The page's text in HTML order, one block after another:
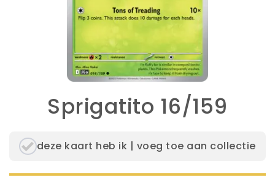
Sprigatito 16/159
deze kaart heb ik | voeg toe aan collectie